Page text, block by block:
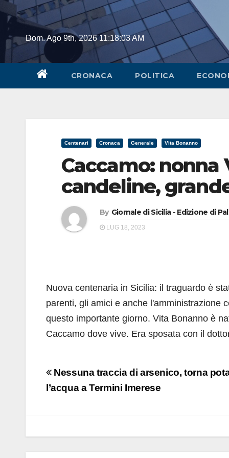
Skip
contentDom. Ago 9th, 202611:18:03 AM
CRONACA POLITICA
Centenari Cronaca Generale Vita Bonanno
Caccamo: nonna
candeline,
By Giornale di Sicilia - Edizione di
LUG 18, 2023
Nuova centenaria in Sicilia: il traguardo è
parenti, gli amici e anche l'amministrazione
questo importante giorno. Vita Bonanno è
Caccamo dove vive. Era sposata con il
Navigazione
articoli
Nessuna traccia di arsenico, torna
l’acqua a Termini Imerese